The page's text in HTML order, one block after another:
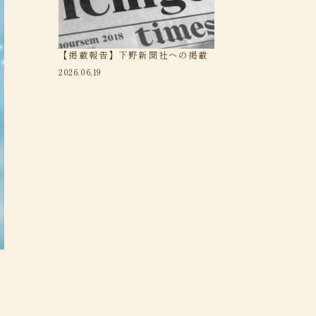
【掲載報告】下野新聞社への掲載
2026.06.19